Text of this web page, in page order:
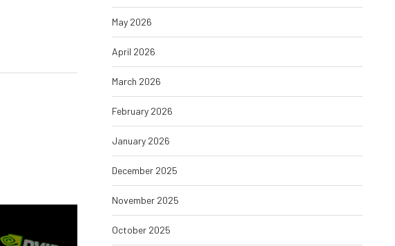
May 2026
April 2026
March 2026
February 2026
January 2026
December 2025
November 2025
October 2025